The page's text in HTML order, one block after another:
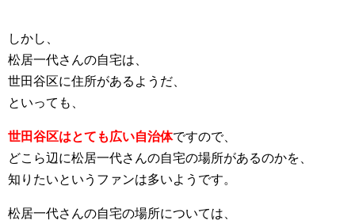
しかし、
松居一代さんの自宅は、
世田谷区に住所があるようだ、
といっても、
世田谷区はとても広い自治体ですので、
どこら辺に松居一代さんの自宅の場所があるのかを、
知りたいというファンは多いようです。
松居一代さんの自宅の場所については、